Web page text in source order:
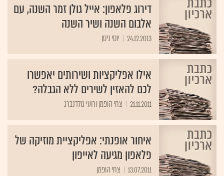
דירוג פלאפון: אייל גולן זמר השנה, עם
אלבום השנה ושיר השנה
24.12.2013 יוסי ניסן
אילו אפליקציות ושירותים יאפשרו
לכם להאזין לשירים ללא הגבלה?
21.11.2011 צחי הופמן ורועי גולדנברג
איחור אופנתי: אפליקציית מוזיקה של
פלאפון מגיעה לאייפון
13.07.2011 צחי הופמן